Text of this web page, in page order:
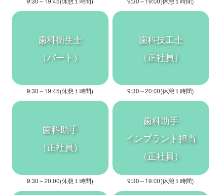
歯科衛生士
（パート）
9:30～19:45(休憩１時間)
歯科技工士
（正社員）
9:30～20:00(休憩１時間)
歯科助手
（正社員）
9:30～20:00(休憩１時間)
歯科助手
インプラント担当
（正社員）
9:30～19:00(休憩１時間)